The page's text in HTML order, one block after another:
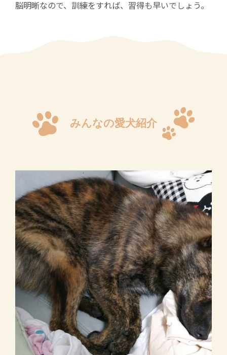
脳明晰なので、訓練をすれば、習得も早いでしょう。
みんなの愛犬紹介